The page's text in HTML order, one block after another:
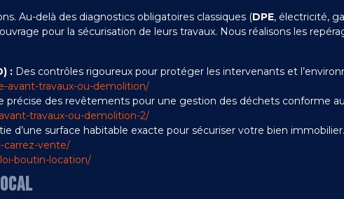
Au-delà des diagnostics obligatoires classiques (DPE, électricité,
pour la sécurisation de leurs travaux. Nous réalisons les
: Des contrôles rigoureux pour protéger les intervenants et
avant-travaux-ou-demolition/
précise des revêtements pour une gestion des déchets conforme
travaux-ou-demolition-2/
d’une surface habitable exacte pour sécuriser votre bien immobilier.
carrez-vente/
boutin-location/